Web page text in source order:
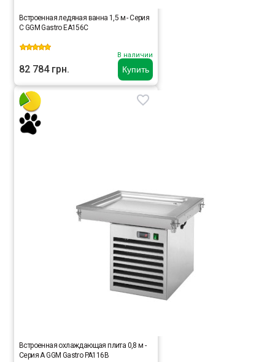
Купить
Встроенная ледяная ванна 1,5 м - Серия
C GGM Gastro EA156C
В наличии
82 784 грн.
Встроенная охлаждающая плита 0,8 м -
Серия A GGM Gastro PA116B